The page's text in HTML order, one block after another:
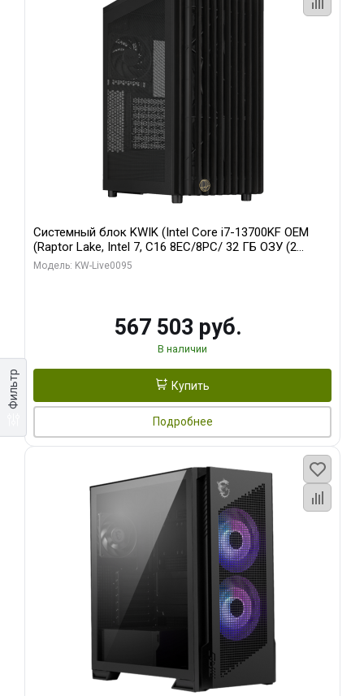
Фильтр
Системный блок KWIK (Intel Core i7-13700KF OEM
(Raptor Lake, Intel 7, C16 8EC/8PC/ 32 ГБ ОЗУ (2
модуля)/ Afox RTX4090 24GB GDDR6X 384-Bit 3xDP
Модель: KW-Live0095
567 503 руб.
В наличии
Купить
Подробнее